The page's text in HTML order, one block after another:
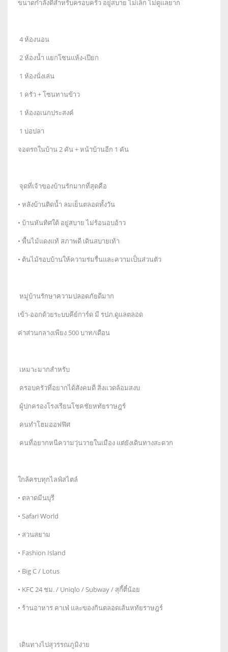
ขนาดกำลังดีสำหรับครอบครัว อยู่สบาย ไม่เล็ก ไม่ดูแลยาก
4 ห้องนอน
2 ห้องน้ำ แยกโซนแห้ง-เปียก
1 ห้องนั่งเล่น
1 ครัว + โซนทานข้าว
1 ห้องอเนกประสงค์
1 บ่อปลา
จอดรถในบ้าน 2 คัน + หน้าบ้านอีก 1 คัน
จุดที่เจ้าของบ้านรักมากที่สุดคือ
• หลังบ้านติดน้ำ ลมเย็นตลอดทั้งวัน
• บ้านหันทิศใต้ อยู่สบาย ไม่ร้อนอบอ้าว
• พื้นไม้แดงแท้ สภาพดี เดินสบายเท้า
• ต้นไม้รอบบ้านให้ความร่มรื่นและความเป็นส่วนตัว
หมู่บ้านรักษาความปลอดภัยดีมาก
เข้า-ออกด้วยระบบคีย์การ์ด มี รปภ.ดูแลตลอด
ค่าส่วนกลางเพียง 500 บาท/เดือน
เหมาะมากสำหรับ
ครอบครัวที่อยากได้สังคมดี สิ่งแวดล้อมสงบ
ผู้ปกครองโรงเรียนโชคชัยหทัยราษฎร์
คนทำโฮมออฟฟิศ
คนที่อยากหนีความวุ่นวายในเมือง แต่ยังเดินทางสะดวก
ใกล้ครบทุกไลฟ์สไตล์
• ตลาดมีนบุรี
• Safari World
• สวนสยาม
• Fashion Island
• Big C / Lotus
• KFC 24 ชม. / Uniqlo / Subway / สุกี้ตี๋น้อย
• ร้านอาหาร คาเฟ่ และของกินตลอดเส้นหทัยราษฎร์
เดินทางไปสุวรรณภูมิง่าย